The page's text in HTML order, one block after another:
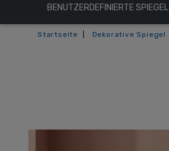
BENUTZERDEFINIERTE SPIEGEL
Startseite Dekorative Spiegel